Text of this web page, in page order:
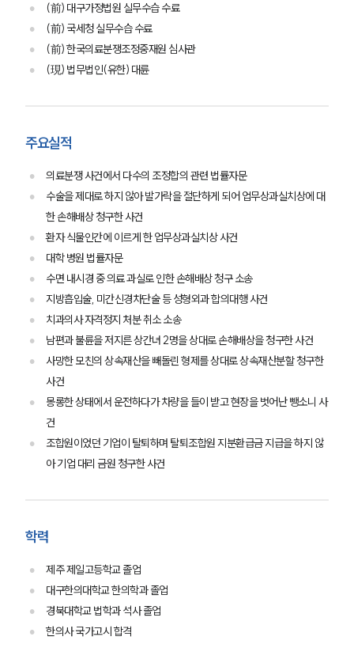
PROFESSIONALS
(前) 대구가정법원 실무수습 수료
(前) 국세청 실무수습 수료
(前) 한국의료분쟁조정중재원 심사관
(現) 법무법인(유한) 대륜
주요실적
의료분쟁 사건에서 다수의 조정합의 관련 법률자문
수술을 제대로 하지 않아 발가락을 절단하게 되어 업무상과실치상에 대
한 손해배상 청구한 사건
환자 식물인간에 이르게 한 업무상과실치상 사건
대학 병원 법률자문
수면 내시경 중 의료 과실로 인한 손해배상 청구 소송
지방흡입술, 미간신경차단술 등 성형외과 합의대행 사건
치과의사 자격정지 처분 취소 소송
남편과 불륜을 저지른 상간녀 2명을 상대로 손해배상을 청구한 사건
사망한 모친의 상속재산을 빼돌린 형제를 상대로 상속재산분할 청구한
사건
몽롱한 상태에서 운전하다가 차량을 들이 받고 현장을 벗어난 뺑소니 사
건
조합원이었던 기업이 탈퇴하며 탈퇴조합원 지분환급금 지급을 하지 않
아 기업 대리 금원 청구한 사건
학력
제주 제일고등학교 졸업
대구한의대학교 한의학과 졸업
경북대학교 법학과 석사 졸업
한의사 국가고시 합격